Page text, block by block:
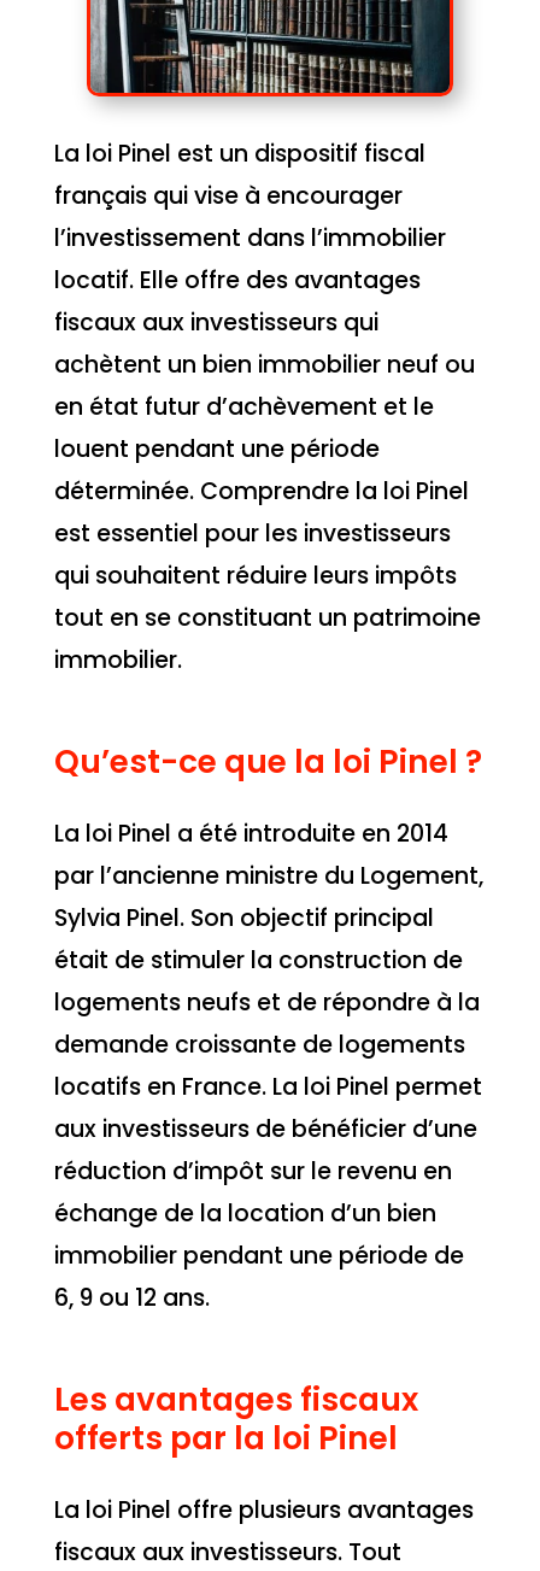
La loi Pinel est un dispositif fiscal
français qui vise à encourager
l’investissement dans l’immobilier
locatif. Elle offre des avantages
fiscaux aux investisseurs qui
achètent un bien immobilier neuf ou
en état futur d’achèvement et le
louent pendant une période
déterminée. Comprendre la loi Pinel
est essentiel pour les investisseurs
qui souhaitent réduire leurs impôts
tout en se constituant un patrimoine
immobilier.
Qu’est-ce que la loi Pinel ?
La loi Pinel a été introduite en 2014
par l’ancienne ministre du Logement,
Sylvia Pinel. Son objectif principal
était de stimuler la construction de
logements neufs et de répondre à la
demande croissante de logements
locatifs en France. La loi Pinel permet
aux investisseurs de bénéficier d’une
réduction d’impôt sur le revenu en
échange de la location d’un bien
immobilier pendant une période de
6, 9 ou 12 ans.
Les avantages fiscaux
offerts par la loi Pinel
La loi Pinel offre plusieurs avantages
fiscaux aux investisseurs. Tout